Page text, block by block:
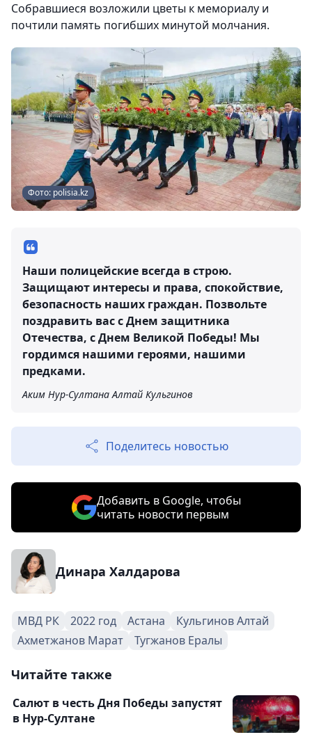
Собравшиеся возложили цветы к мемориалу и
почтили память погибших минутой молчания.
Фото: polisia.kz
Наши полицейские всегда в строю.
Защищают интересы и права, спокойствие,
безопасность наших граждан. Позвольте
поздравить вас с Днем защитника
Отечества, с Днем Великой Победы! Мы
гордимся нашими героями, нашими
предками.
Аким Нур-Султана Алтай Кульгинов
Поделитесь новостью
Добавить в Google, чтобы
читать новости первым
Динара Халдарова
МВД РК 2022 год Астана
Кульгинов Алтай
Ахметжанов Марат
Тугжанов Ералы
Читайте также
Салют в честь Дня Победы запустят
в Нур-Султане